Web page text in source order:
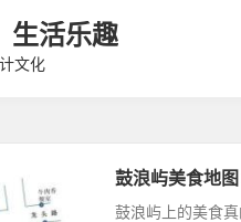
生活乐趣
文化
鼓浪屿美食地
鼓浪屿上的美食